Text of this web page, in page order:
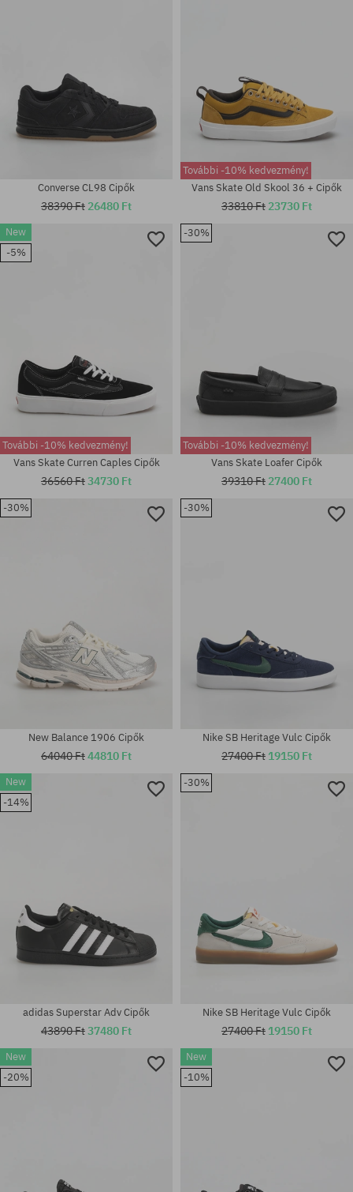
Elérhető méretek:
Converse CL98 Cipők
38390 Ft 26480 Ft
További -10% kedvezmény!
Vans Skate Old Skool 36 + Cipők
33810 Ft 23730 Ft
New
-5%
Elérhető méretek:
42; 42.5; 43; 44; 44.5; 45; 46;
További -10% kedvezmény!
Vans Skate Curren Caples Cipők
36560 Ft34730 Ft
-30%
További -10% kedvezmény!
Vans Skate Loafer Cipők
39310 Ft 27400 Ft
-30%
Elérhető méretek:
New Balance 1906 Cipők
64040 Ft44810 Ft
-30%
Elérhető méretek:
Nike SB Heritage Vulc Cipők
27400 Ft 19150 Ft
New
-14%
adidas Superstar Adv Cipők
43890 Ft37480 Ft
-30%
Nike SB Heritage Vulc Cipők
27400 Ft 19150 Ft
New
-20%
New
-10%